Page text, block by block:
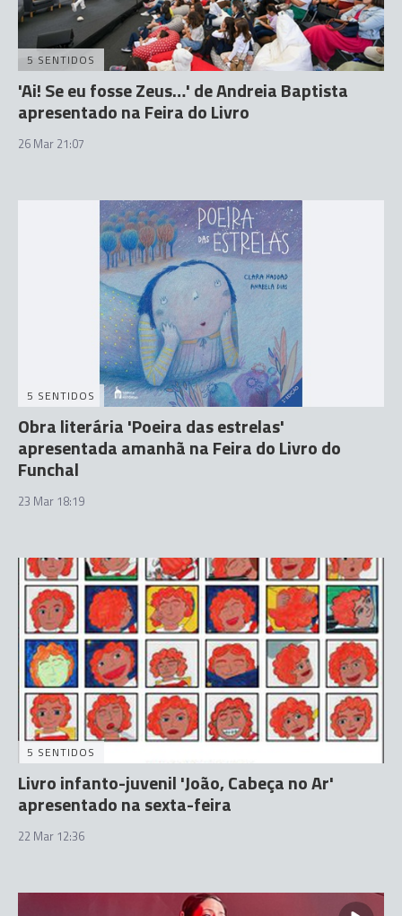
5 SENTIDOS
'Ai! Se eu fosse Zeus…' de Andreia Baptista
apresentado na Feira do Livro
26 Mar 21:07
5 SENTIDOS
Obra literária 'Poeira das estrelas'
apresentada amanhã na Feira do Livro do
Funchal
23 Mar 18:19
5 SENTIDOS
Livro infanto-juvenil 'João, Cabeça no Ar'
apresentado na sexta-feira
22 Mar 12:36